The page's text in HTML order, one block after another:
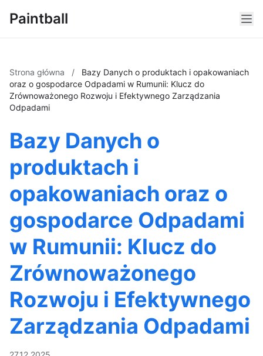
Paintball
Strona główna /
Bazy Danych o produktach i opakowaniach
oraz o gospodarce Odpadami w Rumunii: Klucz do
Zrównoważonego Rozwoju i Efektywnego Zarządzania
Odpadami
Bazy Danych o
produktach i
opakowaniach oraz o
gospodarce Odpadami
w Rumunii: Klucz do
Zrównoważonego
Rozwoju i Efektywnego
Zarządzania Odpadami